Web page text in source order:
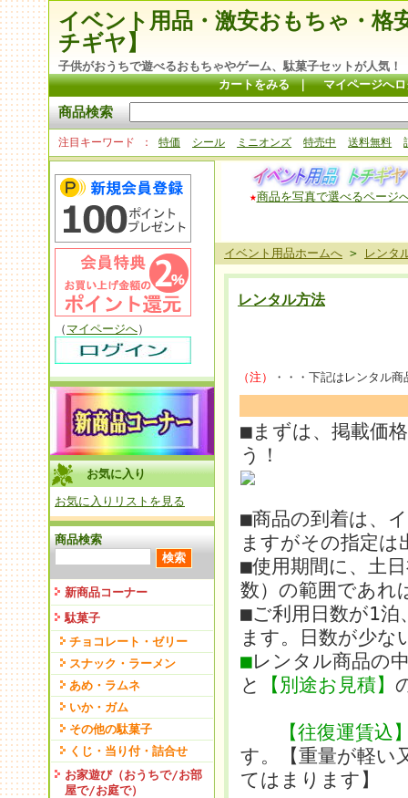
イベント用品・激安おもちゃ・格
チギヤ】
子供がおうちで遊べるおもちゃやゲーム、駄菓子セットが人気！
カートをみる｜ マイページへ
商品検索
注目キーワード 特価 シール ミニオンズ 特売中 送料無料
（ マイページへ）
お気に入り
お気に入りリストを見る
商品検索
新商品コーナー
駄菓子
チョコレート・ゼリー
スナック・ラーメン
あめ・ラムネ
いか・ガム
その他の駄菓子
くじ・当り付・詰合せ
お家遊び（おうちで/お部
屋で/お庭で）
★商品を写真で選べるページ
イベント用品ホームへ > レンタ
レンタル方法
（注） ・・・下記はレンタル
■まずは、掲載価
う！
■商品の到着は、
ますがその指定は
■使用期間に、土
数）の範囲であれ
■ご利用日数が1泊
ます。日数が少な
■レンタル商品の
と
【別途お見積】
【往復運賃込
す。【重量が軽い
てはまります】